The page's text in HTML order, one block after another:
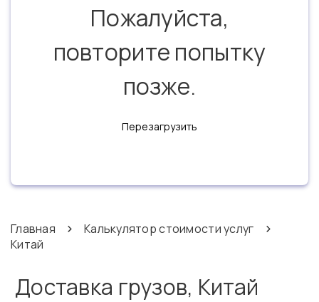
Пожалуйста,
повторите попытку
позже.
Перезагрузить
Главная
Калькулятор стоимости услуг
Китай
Доставка грузов, Китай